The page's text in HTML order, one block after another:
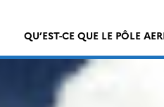
QU’EST-CE QUE LE PÔLE